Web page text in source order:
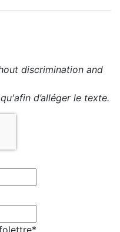
discrimination and
d’alléger le texte.
*